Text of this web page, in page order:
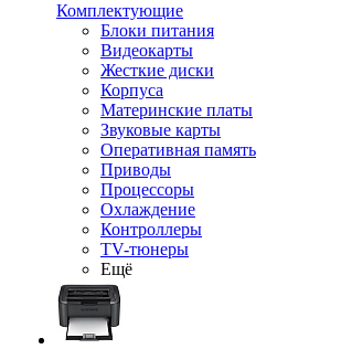
Комплектующие
Блоки питания
Видеокарты
Жесткие диски
Корпуса
Материнские платы
Звуковые карты
Оперативная память
Приводы
Процессоры
Охлаждение
Контроллеры
TV-тюнеры
Ещё